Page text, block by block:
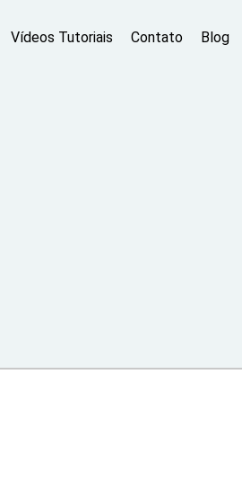
Vídeos Tutoriais Contato Blog